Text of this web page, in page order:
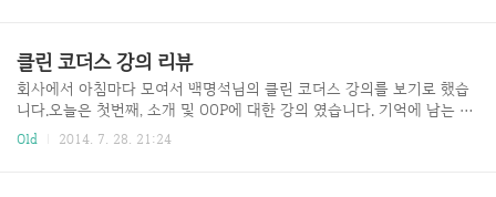
패스하는 코드 작성 (GREEN)C. 리펙토링(중복제거)
(BLUE)D. A, B, C 반복E. 실패를 나타낼 충분한 코드
를 작성했다면 종료 3. 원칙 & 팁- 가장 간단하고 흥미
롭고 수준이하의(degenerate) 쉬운거 부터 제일 먼저
한다.- Little golf game : 최소한의 프로덕션 코드로
클린 코더스 강의 리뷰
회사에서 아침마다 모여서 백명석님의 클린 코더스 강의를 보기로 했습
니다.오늘은 첫번째, 소개 및 OOP에 대한 강의 였습니다. 기억에 남는 것
만 기록해 두려고 합니다. 나중에 더 찾아보려고요. 1. 객체(Object)는 역
Old 2014. 7. 28. 21:24